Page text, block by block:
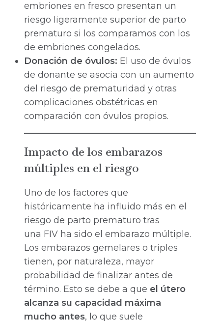
embriones en fresco presentan un
riesgo ligeramente superior de parto
prematuro si los comparamos con los
de embriones congelados.
Donación de óvulos: El uso de óvulos
de donante se asocia con un aumento
del riesgo de prematuridad y otras
complicaciones obstétricas en
comparación con óvulos propios.
Impacto de los embarazos
múltiples en el riesgo
Uno de los factores que
históricamente ha influido más en el
riesgo de parto prematuro tras
una FIV ha sido el embarazo múltiple.
Los embarazos gemelares o triples
tienen, por naturaleza, mayor
probabilidad de finalizar antes de
término. Esto se debe a que el útero
alcanza su capacidad máxima
mucho antes, lo que suele